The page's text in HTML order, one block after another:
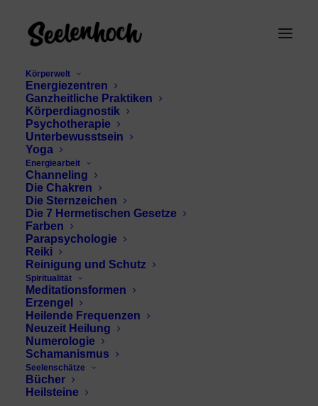
Körperwelt
Energiezentren
Ganzheitliche Praktiken
Körperdiagnostik
Psychotherapie
Unterbewusstsein
Yoga
Energiearbeit
Channeling
Die Chakren
Die Sternzeichen
Die 7 Hermetischen Gesetze
Farben
Parapsychologie
Reiki
Reinigung und Schutz
Spiritualität
Meditationsformen
Erzengel
Heilende Frequenzen
Neuzeit Heilung
Numerologie
Schamanismus
Seelenschätze
Bücher
Heilsteine
Shaktismus